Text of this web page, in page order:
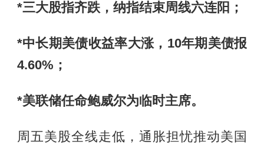
*三大股指齐跌，纳指结束周线六连阳；
*中长期美债收益率大涨，10年期美债报
4.60%；
*美联储任命鲍威尔为临时主席。
周五美股全线走低，通胀担忧推动美国